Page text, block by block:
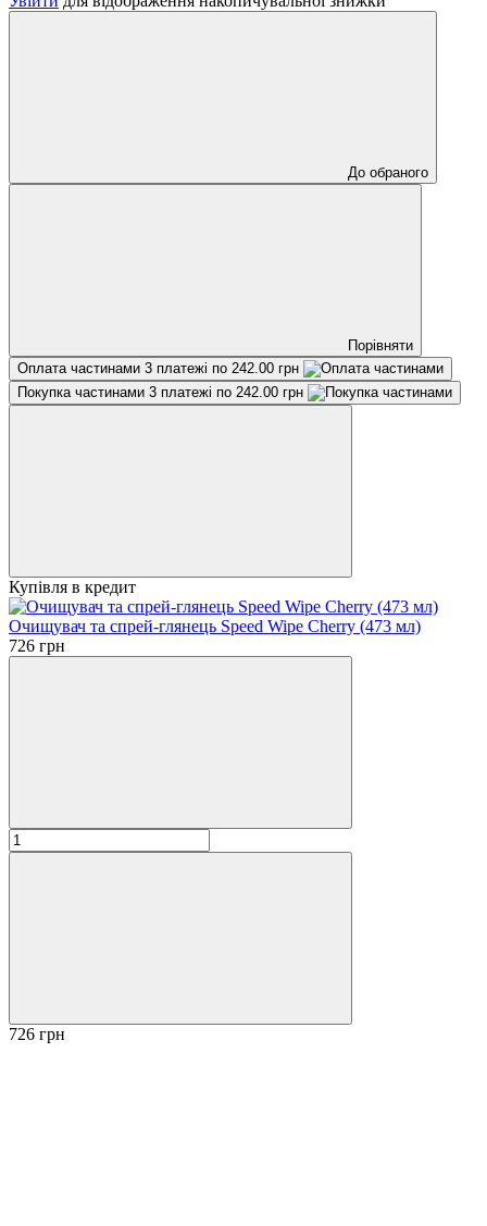
До обраного
Порівняти
Оплата частинами 3 платежі по 242.00 грн
Покупка частинами 3 платежі по 242.00 грн
Купівля в кредит
Очищувач та спрей-глянець Speed Wipe Cherry (473 мл)
726 грн
726 грн